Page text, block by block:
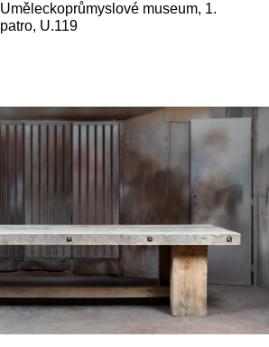
Uměleckoprůmyslové museum, 1.
patro, U.119